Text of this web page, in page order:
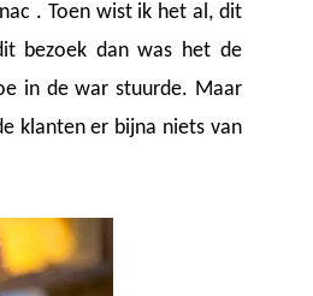
. Toen wist ik het al, dit
bezoek dan was het de
in de war stuurde. Maar
klanten er bijna niets van